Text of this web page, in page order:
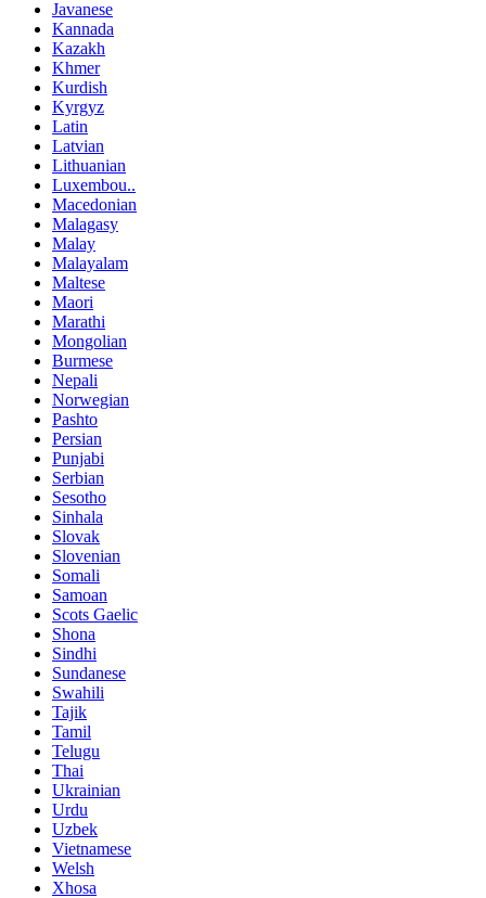
Javanese
Kannada
Kazakh
Khmer
Kurdish
Kyrgyz
Latin
Latvian
Lithuanian
Luxembou..
Macedonian
Malagasy
Malay
Malayalam
Maltese
Maori
Marathi
Mongolian
Burmese
Nepali
Norwegian
Pashto
Persian
Punjabi
Serbian
Sesotho
Sinhala
Slovak
Slovenian
Somali
Samoan
Scots Gaelic
Shona
Sindhi
Sundanese
Swahili
Tajik
Tamil
Telugu
Thai
Ukrainian
Urdu
Uzbek
Vietnamese
Welsh
Xhosa